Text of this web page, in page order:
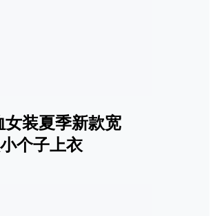
女装夏季新款宽
个子上衣